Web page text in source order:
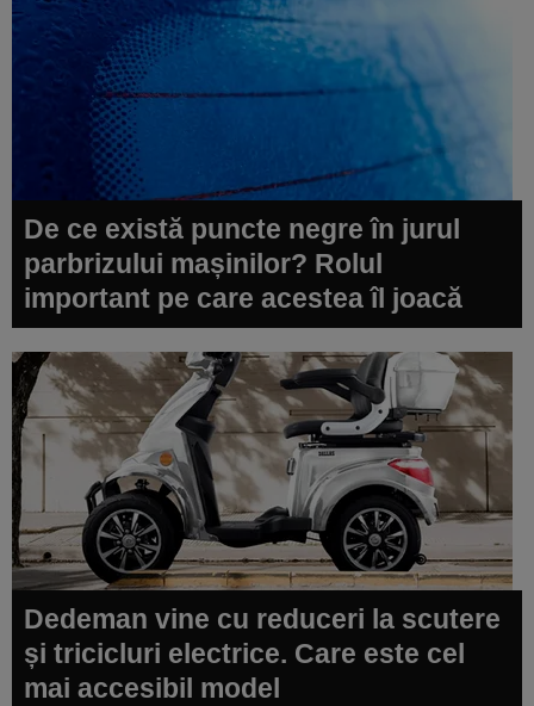
De ce există puncte negre în jurul
parbrizului mașinilor? Rolul
important pe care acestea îl joacă
Dedeman vine cu reduceri la scutere
și tricicluri electrice. Care este cel
mai accesibil model